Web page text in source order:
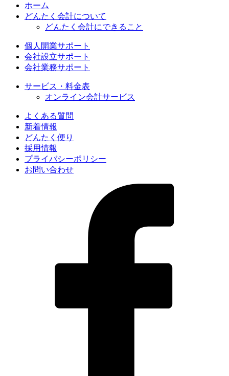
ホーム
どんたく会計について
どんたく会計にできること
個人開業サポート
会社設立サポート
会社業務サポート
サービス・料金表
オンライン会計サービス
よくある質問
新着情報
どんたく便り
採用情報
プライバシーポリシー
お問い合わせ